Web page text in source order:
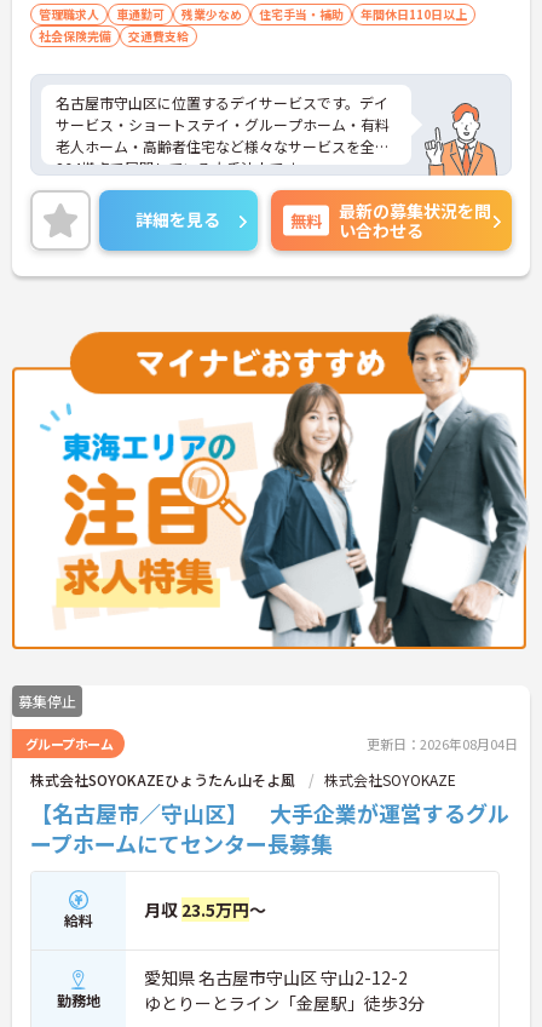
管理職求人 車通勤可 残業少なめ 住宅手当・補助
年間休日110日以上
社会保険完備
交通費支給
名古屋市守山区に位置するデイサービスです。デイ
サービス・ショートステイ・グループホーム・有料
老人ホーム・高齢者住宅など様々なサービスを全国
264拠点で展開している大手法人です。
駐車場が完備されていて、マイカー通勤が可能なた
め、通勤に便利です。
また、年間休日120日以上、日曜日が固定休日なの
で、プライベートの予定が立てやすいですし、自分
の時間を大切にしたい方にぴったりです。
さい。
詳細を見る 無料
最新の募集状況を問
い合わせる
募集停止
グループホーム 更新日：2026年08月04日
株式会社SOYOKAZEひょうたん山そよ風 株式会社SOYOKAZE
【名古屋市／守山区】 大手企業が運営するグル
ープホームにてセンター長募集
給料 月収 23.5万円～
勤務地
愛知県 名古屋市守山区 守山2-12-2
ゆとりーとライン「金屋駅」徒歩3分